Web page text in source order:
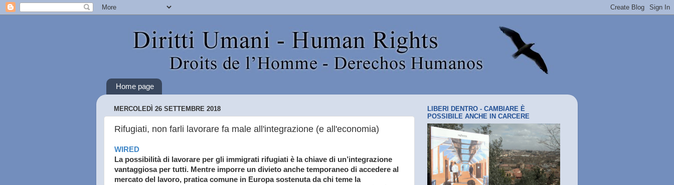
Home page
MERCOLEDÌ 26 SETTEMBRE 2018
Rifugiati, non farli lavorare fa male all'integrazione (e all'economia)
WIRED
La possibilità di lavorare per gli immigrati rifugiati è la chiave di un’integrazione
vantaggiosa per tutti. Mentre imporre un divieto anche temporaneo di accedere al
mercato del lavoro, pratica comune in Europa sostenuta da chi teme la
LIBERI DENTRO - CAMBIARE È
POSSIBILE ANCHE IN CARCERE